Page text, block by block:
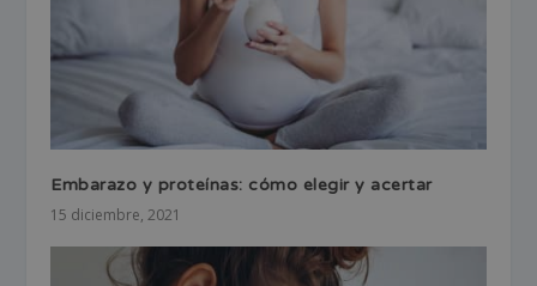
Embarazo y proteínas: cómo elegir y acertar
15 diciembre, 2021